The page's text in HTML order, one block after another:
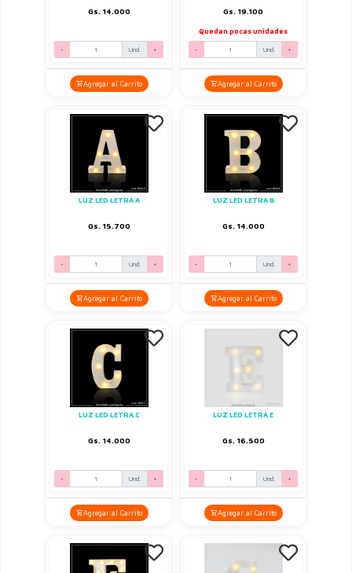
Gs. 14.000
- Und. +
Agregar al Carrito
Gs. 19.100
Quedan pocas unidades
- Und. +
Agregar al Carrito
LUZ LED LETRA A
Gs. 15.700
- Und. +
Agregar al Carrito
LUZ LED LETRA B
Gs. 14.000
- Und. +
Agregar al Carrito
LUZ LED LETRA C
Gs. 14.000
- Und. +
Agregar al Carrito
LUZ LED LETRA E
Gs. 16.500
- Und. +
Agregar al Carrito